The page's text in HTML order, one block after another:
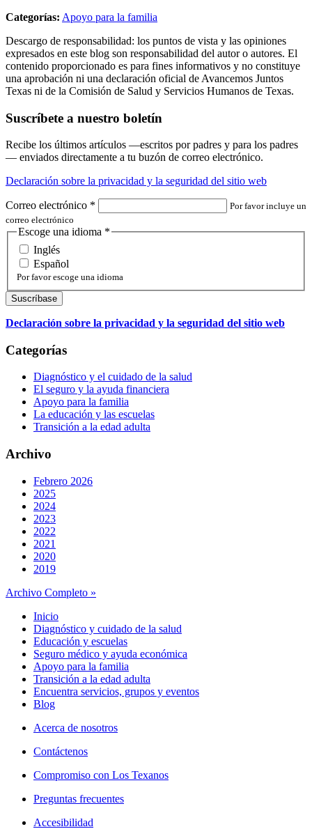
Categorías: Apoyo para la familia
Descargo de responsabilidad: los puntos de vista y las opiniones
expresados en este blog son responsabilidad del autor o autores. El
contenido proporcionado es para fines informativos y no constituye
una aprobación ni una declaración oficial de Avancemos Juntos
Texas ni de la Comisión de Salud y Servicios Humanos de Texas.
Suscríbete a nuestro boletín
Recibe los últimos artículos —escritos por padres y para los padres
— enviados directamente a tu buzón de correo electrónico.
Declaración sobre la privacidad y la seguridad del sitio web
Correo electrónico *
Por favor incluye un
correo electrónico
Escoge una idioma *
Inglés
Español
Por favor escoge una idioma
Declaración sobre la privacidad y la seguridad del sitio web
Categorías
Diagnóstico y el cuidado de la salud
El seguro y la ayuda financiera
Apoyo para la familia
La educación y las escuelas
Transición a la edad adulta
Archivo
Febrero 2026
2025
2024
2023
2022
2021
2020
2019
Archivo Completo »
Inicio
Diagnóstico y cuidado de la salud
Educación y escuelas
Seguro médico y ayuda económica
Apoyo para la familia
Transición a la edad adulta
Encuentra servicios, grupos y eventos
Blog
Acerca de nosotros
Contáctenos
Compromiso con Los Texanos
Preguntas frecuentes
Accesibilidad